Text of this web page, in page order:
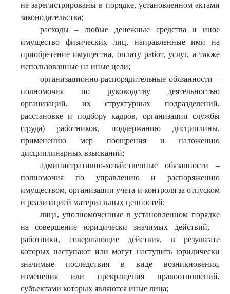
не зарегистрированы в порядке, установленном актами
законодательства;
расходы – любые денежные средства и иное
имущество физических лиц, направленные ими на
приобретение имущества, оплату работ, услуг, а также
использованные на иные цели;
организационно-распорядительные обязанности –
полномочия по руководству деятельностью
организаций, их структурных подразделений,
расстановке и подбору кадров, организации службы
(труда) работников, поддержанию дисциплины,
применению мер поощрения и наложению
дисциплинарных взысканий;
административно-хозяйственные обязанности –
полномочия по управлению и распоряжению
имуществом, организации учета и контроля за отпуском
и реализацией материальных ценностей;
лица, уполномоченные в установленном порядке
на совершение юридически значимых действий, –
работники, совершающие действия, в результате
которых наступают или могут наступить юридически
значимые последствия в виде возникновения,
изменения или прекращения правоотношений,
субъектами которых являются иные лица;